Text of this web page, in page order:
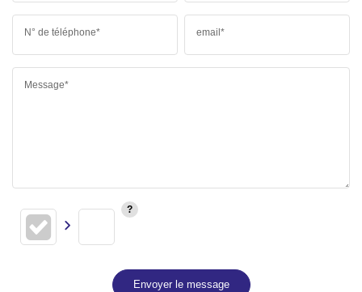
N° de téléphone* email*
Message*
Envoyer le message